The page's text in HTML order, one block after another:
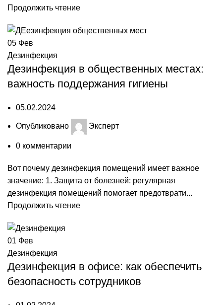
Продолжить чтение
05 Фев
Дезинфекция
Дезинфекция в общественных местах:
важность поддержания гигиены
05.02.2024
Опубликовано Эксперт
0 комментарии
Вот почему дезинфекция помещений имеет важное
значение: 1. Защита от болезней: регулярная
дезинфекция помещений помогает предотврати...
Продолжить чтение
01 Фев
Дезинфекция
Дезинфекция в офисе: как обеспечить
безопасность сотрудников